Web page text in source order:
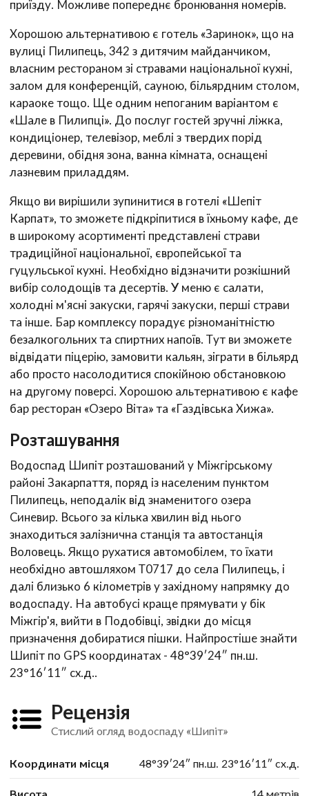
приїзду. Можливе попереднє бронювання номерів.
Хорошою альтернативою є готель «Заринок», що на
вулиці Пилипець, 342 з дитячим майданчиком,
власним рестораном зі стравами національної кухні,
залом для конференцій, сауною, більярдним столом,
караоке тощо. Ще одним непоганим варіантом є
«Шале в Пилипці». До послуг гостей зручні ліжка,
кондиціонер, телевізор, меблі з твердих порід
деревини, обідня зона, ванна кімната, оснащені
лазневим приладдям.
Якщо ви вирішили зупинитися в готелі «Шепіт
Карпат», то зможете підкріпитися в їхньому кафе, де
в широкому асортименті представлені страви
традиційної національної, європейської та
гуцульської кухні. Необхідно відзначити розкішний
вибір солодощів та десертів. У меню є салати,
холодні м'ясні закуски, гарячі закуски, перші страви
та інше. Бар комплексу порадує різноманітністю
безалкогольних та спиртних напоїв. Тут ви зможете
відвідати піцерію, замовити кальян, зіграти в більярд
або просто насолодитися спокійною обстановкою
на другому поверсі. Хорошою альтернативою є кафе
бар ресторан «Озеро Віта» та «Газдівська Хижа».
Розташування
Водоспад Шипіт розташований у Міжгірському
районі Закарпаття, поряд із населеним пунктом
Пилипець, неподалік від знаменитого озера
Синевир. Всього за кілька хвилин від нього
знаходиться залізнична станція та автостанція
Воловець. Якщо рухатися автомобілем, то їхати
необхідно автошляхом Т0717 до села Пилипець, і
далі близько 6 кілометрів у західному напрямку до
водоспаду. На автобусі краще прямувати у бік
Міжгір'я, вийти в Подобівці, звідки до місця
призначення добиратися пішки. Найпростіше знайти
Шипіт по GPS координатах - 48°39′24″ пн.ш.
23°16′11″ сх.д..
Рецензія
Стислий огляд водоспаду «Шипіт»
Координати місця 48°39′24″ пн.ш. 23°16′11″ сх.д.
Висота 14 метрів